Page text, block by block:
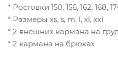
* Ростовки 150, 156, 162, 168,
* Размеры xs, s, m, l, xl, xxl
* 2 внешних кармана на
* 2 кармана на брюках